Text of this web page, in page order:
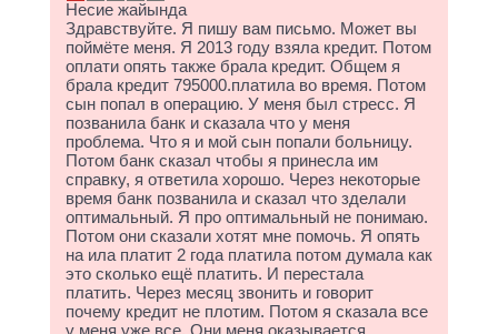
Несие жайында
Здравствуйте. Я пишу вам письмо. Может вы
поймёте меня. Я 2013 году взяла кредит. Потом
оплати опять также брала кредит. Общем я
брала кредит 795000.платила во время. Потом
сын попал в операцию. У меня был стресс. Я
позванила банк и сказала что у меня
проблема. Что я и мой сын попали больницу.
Потом банк сказал чтобы я принесла им
справку, я ответила хорошо. Через некоторые
время банк позванила и сказал что зделали
оптимальный. Я про оптимальный не понимаю.
Потом они сказали хотят мне помочь. Я опять
на ила платит 2 года платила потом думала как
это сколько ещё платить. И перестала
платить. Через месяц звонить и говорит
почему кредит не плотим. Потом я сказала все